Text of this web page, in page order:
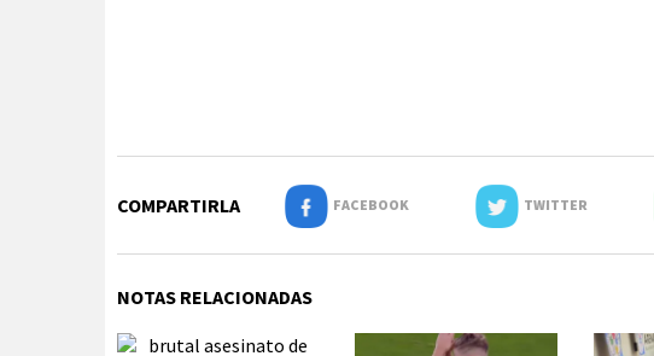
COMPARTIRLA FACEBOOK TWITTER
NOTAS RELACIONADAS